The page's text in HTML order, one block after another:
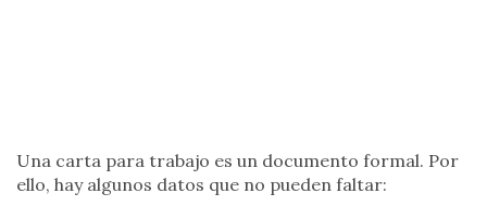
Una carta para trabajo es un documento formal. Por
ello, hay algunos datos que no pueden faltar: